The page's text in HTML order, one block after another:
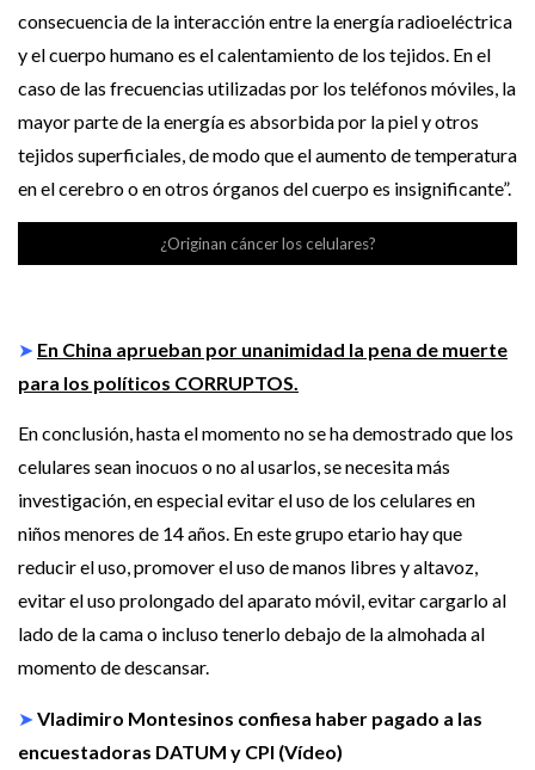
consecuencia de la interacción entre la energía radioeléctrica
y el cuerpo humano es el calentamiento de los tejidos. En el
caso de las frecuencias utilizadas por los teléfonos móviles, la
mayor parte de la energía es absorbida por la piel y otros
tejidos superficiales, de modo que el aumento de temperatura
en el cerebro o en otros órganos del cuerpo es insignificante”.
¿Originan cáncer los celulares?
➤ En China aprueban por unanimidad la pena de muerte
para los políticos CORRUPTOS.
En conclusión, hasta el momento no se ha demostrado que los
celulares sean inocuos o no al usarlos, se necesita más
investigación, en especial evitar el uso de los celulares en
niños menores de 14 años. En este grupo etario hay que
reducir el uso, promover el uso de manos libres y altavoz,
evitar el uso prolongado del aparato móvil, evitar cargarlo al
lado de la cama o incluso tenerlo debajo de la almohada al
momento de descansar.
➤ Vladimiro Montesinos confiesa haber pagado a las
encuestadoras DATUM y CPI (Vídeo)